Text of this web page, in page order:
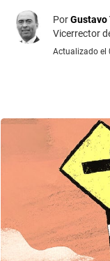
PorGustavo
Vicerrector
Actualizado el